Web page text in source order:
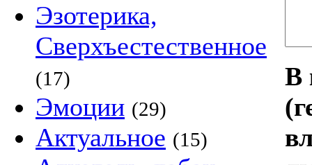
Эзотерика,
Сверхъестественное
(17)
Эмоции (29)
Актуальное (15)
В